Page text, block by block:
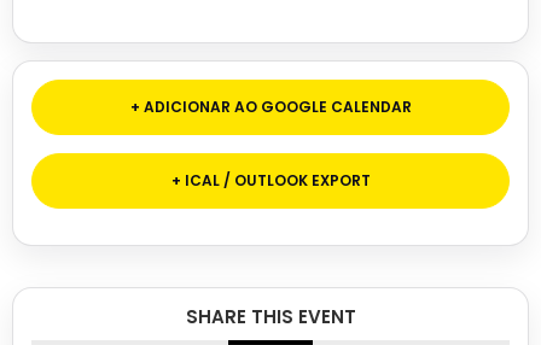
+ ADICIONAR AO GOOGLE CALENDAR
+ ICAL / OUTLOOK EXPORT
SHARE THIS EVENT